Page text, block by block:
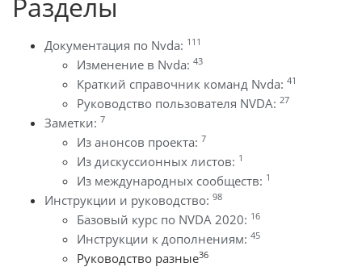
Документация по Nvda: 111
Изменение в Nvda: 43
Краткий справочник команд Nvda: 41
Руководство пользователя NVDA: 27
Заметки: 7
Из анонсов проекта: 7
Из дискуссионных листов: 1
Из международных сообществ: 1
Инструкции и руководство: 98
Базовый курс по NVDA 2020: 16
Инструкции к дополнениям: 45
Руководство разные36